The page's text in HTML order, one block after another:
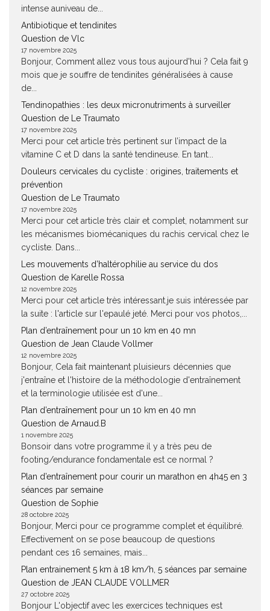
intense auniveau de...
Antibiotique et tendinites
Question de Vlc
17 novembre 2025
Bonjour, Comment allez vous tous aujourd'hui ? Cela fait 9
mois que je souffre de tendinites généralisées à cause
de...
Tendinopathies : les deux micronutriments à surveiller
Question de Le Traumato
17 novembre 2025
Merci pour cet article très pertinent sur l’impact de la
vitamine C et D dans la santé tendineuse. En tant...
Douleurs cervicales du cycliste : origines, traitements et
prévention
Question de Le Traumato
17 novembre 2025
Merci pour cet article très clair et complet, notamment sur
les mécanismes biomécaniques du rachis cervical chez le
cycliste. Dans...
Les mouvements d’haltérophilie au service du dos
Question de Karelle Rossa
12 novembre 2025
Merci pour cet article très intéressant.je suis intéressée par
la suite : l'article sur l'epaulé jeté. Merci pour vos photos,...
Plan d’entraînement pour un 10 km en 40 mn
Question de Jean Claude Vollmer
12 novembre 2025
Bonjour, Cela fait maintenant pluisieurs décennies que
j'entraîne et l'histoire de la méthodologie d'entraînement
et la terminologie utilisée est d'une...
Plan d’entraînement pour un 10 km en 40 mn
Question de Arnaud.B
1 novembre 2025
Bonsoir dans votre programme il y a très peu de
footing/endurance fondamentale est ce normal ?
Plan d’entraînement pour courir un marathon en 4h45 en 3
séances par semaine
Question de Sophie
28 octobre 2025
Bonjour, Merci pour ce programme complet et équilibré.
Effectivement on se pose beaucoup de questions
pendant ces 16 semaines, mais...
Plan entrainement 5 km à 18 km/h, 5 séances par semaine
Question de JEAN CLAUDE VOLLMER
27 octobre 2025
Bonjour L'objectif avec les exercices techniques est